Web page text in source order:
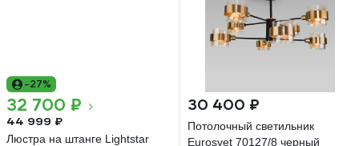
-27%
32 700 ₽
44 999 ₽
Люстра на штанге Lightstar
30 400 ₽
Потолочный светильник
Eurosvet 70127/8 черный